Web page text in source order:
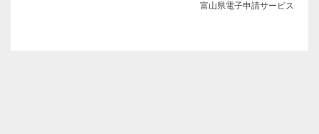
富山県電子申請サービス